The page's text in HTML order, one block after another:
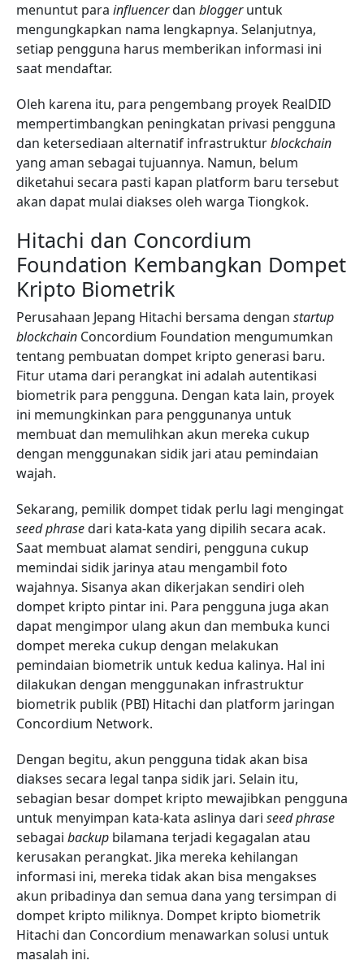
menuntut para influencerdan bloggeruntuk
mengungkapkan nama lengkapnya. Selanjutnya,
setiap pengguna harus memberikan informasi ini
saat mendaftar.
Oleh karena itu, para pengembang proyek RealDID
mempertimbangkan peningkatan privasi pengguna
dan ketersediaan alternatif infrastrukturblockchain
yang aman sebagai tujuannya. Namun, belum
diketahui secara pasti kapan platform baru tersebut
akan dapat mulai diakses oleh warga Tiongkok.
Hitachi dan Concordium
Foundation Kembangkan Dompet
Kripto Biometrik
Perusahaan Jepang Hitachi bersama dengan startup
blockchain Concordium Foundation mengumumkan
tentang pembuatan dompet kripto generasi baru.
Fitur utama dari perangkat ini adalah autentikasi
biometrik para pengguna. Dengan kata lain, proyek
ini memungkinkan para penggunanya untuk
membuat dan memulihkan akun mereka cukup
dengan menggunakan sidik jari atau pemindaian
wajah.
Sekarang, pemilik dompet tidak perlu lagi mengingat
seed phrasedari kata-kata yang dipilih secara acak.
Saat membuat alamat sendiri, pengguna cukup
memindai sidik jarinya atau mengambil foto
wajahnya. Sisanya akan dikerjakan sendiri oleh
dompet kripto pintar ini. Para pengguna juga akan
dapat mengimpor ulang akun dan membuka kunci
dompet mereka cukup dengan melakukan
pemindaian biometrik untuk kedua kalinya. Hal ini
dilakukan dengan menggunakan infrastruktur
biometrik publik (PBI) Hitachi dan platform jaringan
Concordium Network.
Dengan begitu, akun pengguna tidak akan bisa
diakses secara legal tanpa sidik jari. Selain itu,
sebagian besar dompet kripto mewajibkan pengguna
untuk menyimpan kata-kata aslinya dari seed phrase
sebagai backup bilamana terjadi kegagalan atau
kerusakan perangkat. Jika mereka kehilangan
informasi ini, mereka tidak akan bisa mengakses
akun pribadinya dan semua dana yang tersimpan di
dompet kripto miliknya. Dompet kripto biometrik
Hitachi dan Concordium menawarkan solusi untuk
masalah ini.